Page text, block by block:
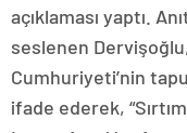
açıklaması yaptı.
seslenen
Cumhuriyeti’nin tapu
ifade ederek,